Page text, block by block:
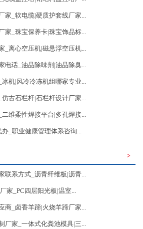
家_软电缆|硬质护套线厂家...
家_珠宝保养卡|珠宝饰品标...
_离心空压机|磁悬浮空压机...
电话_油品除味剂|油品除臭...
机|风冷冷冻机组哪家专业...
古石栏杆|石栏杆设计厂家...
维柔性焊接平台|多孔焊接...
_职业健康管理体系咨询...
>
联系方式_沥青纤维板|沥青...
家_PC四层阳光板|温室...
商_卤香羊蹄|火烧羊蹄厂家...
厂家_一体式化粪池模具|三...